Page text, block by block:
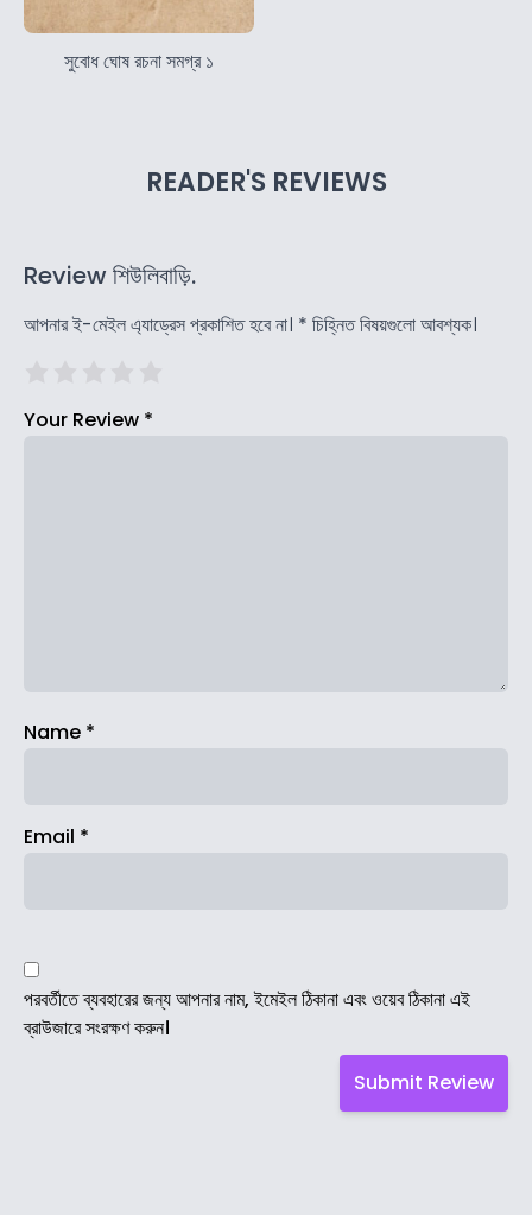
সুবোধ ঘোষ রচনা সমগ্র ১
READER'S REVIEWS
Review শিউলিবাড়ি.
আপনার ই-মেইল এ্যাড্রেস প্রকাশিত হবে না। * চিহ্নিত বিষয়গুলো আবশ্যক।
Your Review *
Name *
Email *
পরবর্তীতে ব্যবহারের জন্য আপনার নাম, ইমেইল ঠিকানা এবং ওয়েব ঠিকানা এই
ব্রাউজারে সংরক্ষণ করুন।